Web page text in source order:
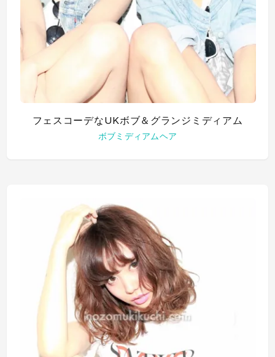
フェスコーデなUKボブ＆グランジミディアム
ボブミディアムヘア